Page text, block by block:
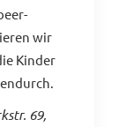
wir
Kinder
69,